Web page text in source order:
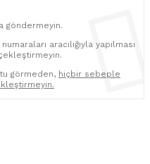
göndermeyin.
aracılığıyla yapılması
görmeden, hiçbir sebeple